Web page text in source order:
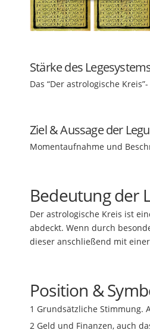
Stärke des
Das “Der astrologische
Ziel&Aussage der
Momentaufnahme und
Bedeutung der
Der astrologische Kreis ist
abdeckt. Wenn durch
dieser anschließend mit
Position &
1 Grundsätzliche Stimmung.
2 Geld und Finanzen, auch